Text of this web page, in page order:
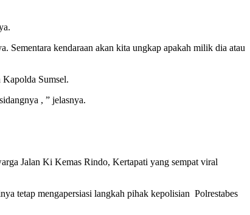
Sementara kendaraan akan kita ungkap apakah milik dia atau
Kapolda Sumsel.
, ” jelasnya.
Jalan Ki Kemas Rindo, Kertapati yang sempat viral
tetap mengapersiasi langkah pihak kepolisian Polrestabes